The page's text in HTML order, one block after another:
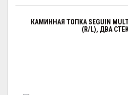
КАМИННАЯ ТОПКА SEGUIN
(R/L), ДВА